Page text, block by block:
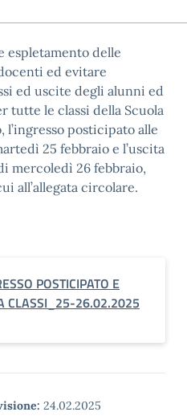
espletamento delle
ed evitare
ed uscite degli alunni ed
tutte le classi della Scuola
posticipato alle
25 febbraio e l’uscita
mercoledì 26 febbraio,
all’allegata circolare.
POSTICIPATO E
CLASSI_25-26.02.2025
24.02.2025